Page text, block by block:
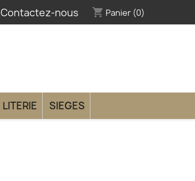
Contactez-nous shopping_cart Panier (0)
LITERIE SIEGES